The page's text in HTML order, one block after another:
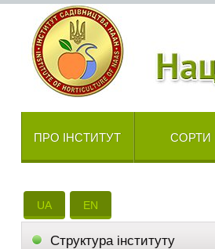
ПРО ІНСТИТУТ СОРТИ
UA EN
Cтруктура інституту